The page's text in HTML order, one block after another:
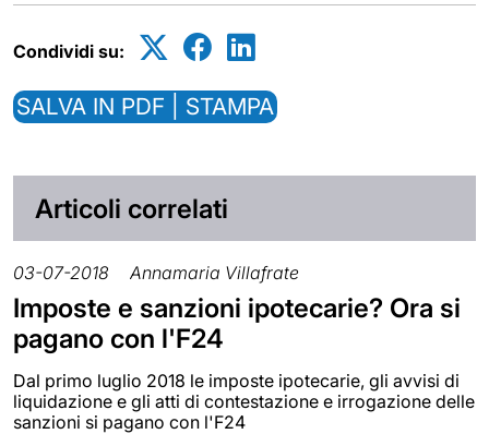
Condividi su:
SALVA IN PDF | STAMPA
Articoli correlati
03-07-2018 Annamaria Villafrate
Imposte e sanzioni ipotecarie? Ora si
pagano con l'F24
Dal primo luglio 2018 le imposte ipotecarie, gli avvisi di
liquidazione e gli atti di contestazione e irrogazione delle
sanzioni si pagano con l'F24